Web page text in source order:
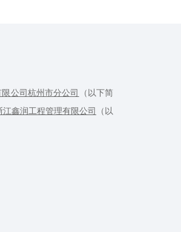
公司杭州市分公司
（以下简
江鑫润工程管理有限公司
（以